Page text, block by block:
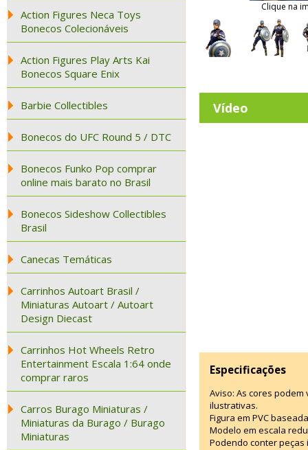
Action Figures Neca Toys
Bonecos Colecionáveis
Action Figures Play Arts Kai
Bonecos Square Enix
Barbie Collectibles
Bonecos do UFC Round 5 / DTC
Bonecos Funko Pop comprar
online mais barato no Brasil
Bonecos Sideshow Collectibles
Brasil
Canecas Temáticas
Carrinhos Autoart Brasil /
Miniaturas Autoart / Autoart
Design Diecast
Carrinhos Hot Wheels Retro
Entertainment Escala 1:64 onde
comprar raros
Carros Burago Miniaturas /
Miniaturas da Burago / Burago
Miniaturas
Clique na
Vídeo
Especificações
Aviso: As cores
ilustrativas.
Figura em PVC
Modelo em escala
Podendo conter